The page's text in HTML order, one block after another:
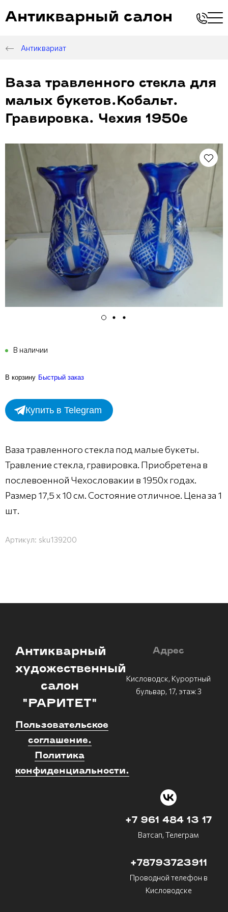
Антикварный салон
Антиквариат
Ваза травленного стекла для
малых букетов.Кобальт.
Гравировка. Чехия 1950е
В наличии
В корзину Быстрый заказ
Купить в Telegram
Ваза травленного стекла под малые букеты.
Травление стекла, гравировка. Приобретена в
послевоенной Чехословакии в 1950х годах.
Размер 17,5 х 10 см. Состояние отличное. Цена за 1
шт.
Артикул: sku139200
Антикварный
художественный
салон
"РАРИТЕТ"
Пользовательское
соглашение.
Политика
конфиденциальности.
Адрес
Кисловодск, Курортный
бульвар, 17, этаж 3
+7 961 484 13 17
Ватсап, Телеграм
+78793723911
Проводной телефон в
Кисловодске